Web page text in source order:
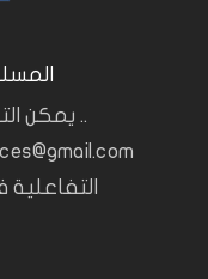
.. يمكن